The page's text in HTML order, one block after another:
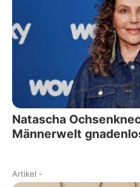
Natascha
Männerwelt
Artikel -